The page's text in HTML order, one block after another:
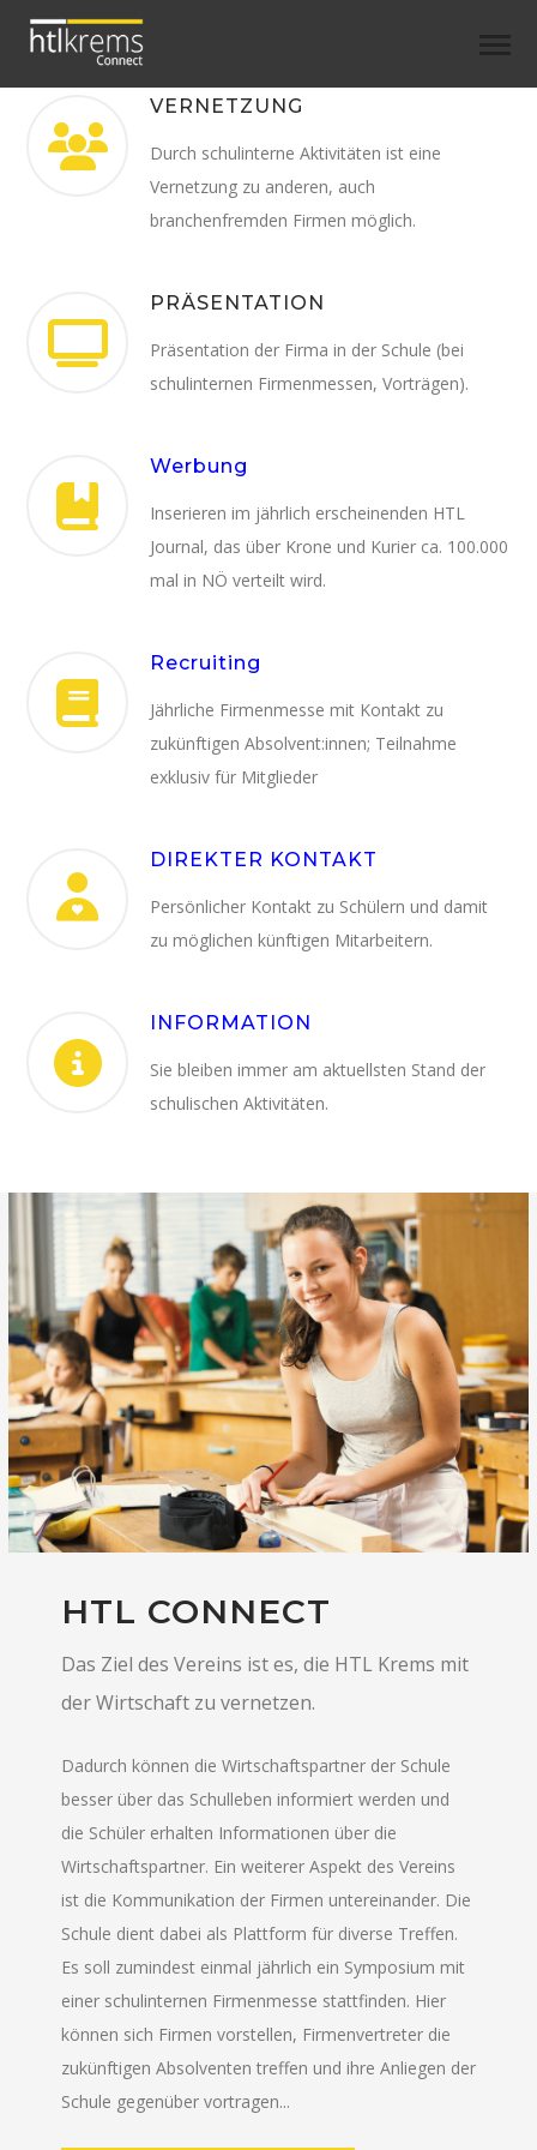
VERNETZUNG
Durch schulinterne Aktivitäten ist eine
Vernetzung zu anderen, auch
branchenfremden Firmen möglich.
PRÄSENTATION
Präsentation der Firma in der Schule (bei
schulinternen Firmenmessen, Vorträgen).
Werbung
Inserieren im jährlich erscheinenden HTL
Journal, das über Krone und Kurier ca. 100.000
mal in NÖ verteilt wird.
Recruiting
Jährliche Firmenmesse mit Kontakt zu
zukünftigen Absolvent:innen; Teilnahme
exklusiv für Mitglieder
DIREKTER KONTAKT
Persönlicher Kontakt zu Schülern und damit
zu möglichen künftigen Mitarbeitern.
INFORMATION
Sie bleiben immer am aktuellsten Stand der
schulischen Aktivitäten.
HTL CONNECT
Das Ziel des Vereins ist es, die HTL Krems mit
der Wirtschaft zu vernetzen.
Dadurch können die Wirtschaftspartner der Schule
besser über das Schulleben informiert werden und
die Schüler erhalten Informationen über die
Wirtschaftspartner. Ein weiterer Aspekt des Vereins
ist die Kommunikation der Firmen untereinander. Die
Schule dient dabei als Plattform für diverse Treffen.
Es soll zumindest einmal jährlich ein Symposium mit
einer schulinternen Firmenmesse stattfinden. Hier
können sich Firmen vorstellen, Firmenvertreter die
zukünftigen Absolventen treffen und ihre Anliegen der
Schule gegenüber vortragen...